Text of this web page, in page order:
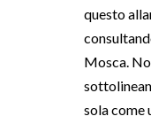
questo
Mosca.
sola come